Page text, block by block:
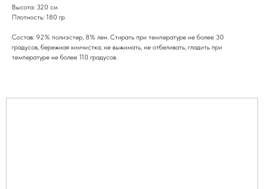
Высота: 320 см
Плотность: 180 гр
Состав: 92% полиэстер, 8% лен. Стирать при температуре не более 30
градусов, бережная химчистка, не выжимать, не отбеливать, гладить при
температуре не более 110 градусов.